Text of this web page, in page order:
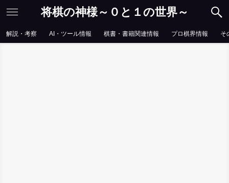
将棋の神様～０と１の世界～
解説・考察 AI・ツール情報 棋書・書籍関連情報 プロ棋界情報 そ